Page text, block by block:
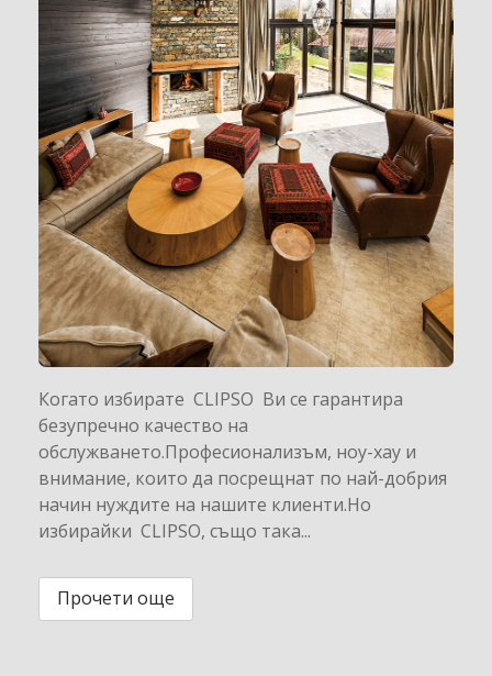
Когато избирате CLIPSO Ви се гарантира
безупречно качество на
обслужването.Професионализъм, ноу-хау и
внимание, които да посрещнат по най-добрия
начин нуждите на нашите клиенти.Но
избирайки CLIPSO, също така...
Прочети още